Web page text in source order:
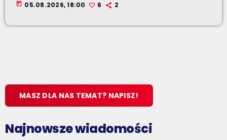
today 05.08.2026, 18:00 6 2
MASZ DLA NAS TEMAT? NAPISZ!
Najnowsze wiadomości